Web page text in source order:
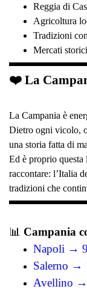
Reggia di
Agricoltura
Tradizioni
Mercati storici
❤️ La
La Campania è
Dietro ogni vicolo,
una storia fatta di
Ed è proprio
raccontare: l’Italia
tradizioni che
📊 Campania
Napoli →
Salerno →
Avellino →